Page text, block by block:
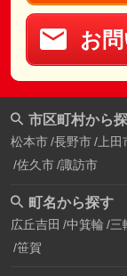
お
市区町村から
松本市 長野市 上田
佐久市 諏訪市
町名から探す
広丘吉田 中箕輪 三
笹賀